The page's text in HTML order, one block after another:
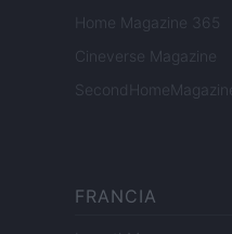
Home Magazine 365
Cineverse Magazine
SecondHomeMagazine
FRANCIA